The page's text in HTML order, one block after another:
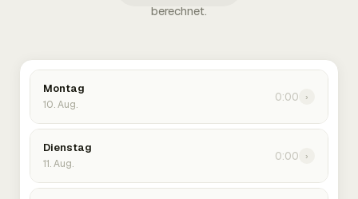
berechnet.
Montag
10. Aug.
0:00 ›
Dienstag
11. Aug.
0:00 ›